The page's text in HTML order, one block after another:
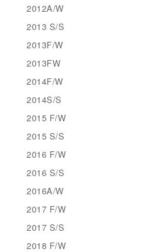
2012A/W
2013 S/S
2013F/W
2013FW
2014F/W
2014S/S
2015 F/W
2015 S/S
2016 F/W
2016 S/S
2016A/W
2017 F/W
2017 S/S
2018 F/W